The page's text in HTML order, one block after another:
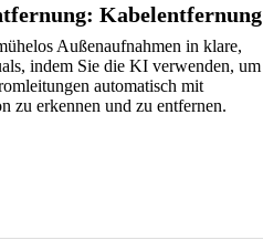
Kabelentfernung
Außenaufnahmen in klare,
indem Sie die KI verwenden, um
automatisch mit
zu erkennen und zu entfernen.